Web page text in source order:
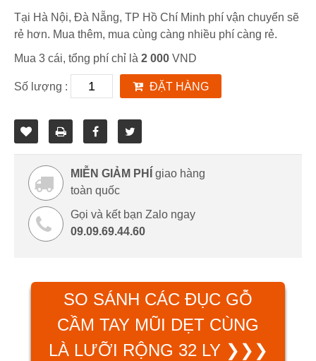
Tại Hà Nội, Đà Nẵng, TP Hồ Chí Minh phí vận chuyển sẽ
rẻ hơn. Mua thêm, mua cùng càng nhiều phí càng rẻ.
Mua 3 cái, tổng phí chỉ là 2 000 VND
Số lượng : ĐẶT HÀNG
MIỄN GIẢM PHÍ
giao hàng
toàn quốc
Gọi và kết bạn Zalo ngay
09.09.69.44.60
SO SÁNH CÁC ĐỤC GỖ
CẦM TAY MŨI DẸT CÙNG
LÀ LƯỠI RỘNG 32 LY ❯❯❯